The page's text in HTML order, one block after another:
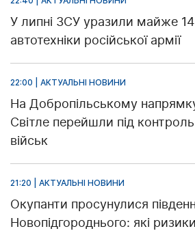
У липні ЗСУ уразили майже
автотехніки російської армії
22:00 | АКТУАЛЬНІ НОВИНИ
На Добропільському
Світле перейшли під
військ
21:20 | АКТУАЛЬНІ НОВИНИ
Окупанти просунулися
Новопідгороднього: які